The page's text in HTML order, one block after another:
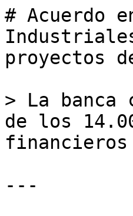
# Acuerdo
proyectos
> La banca
de los
financieros
---